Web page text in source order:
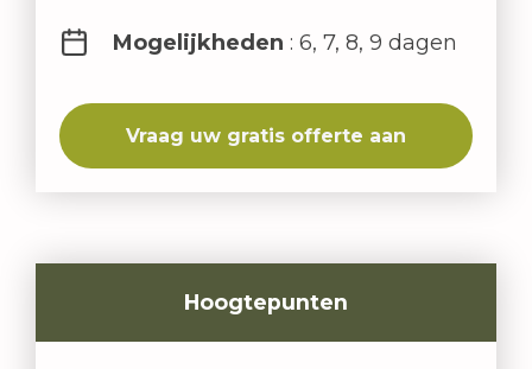
Mogelijkheden : 6, 7, 8, 9 dagen
Vraag uw gratis offerte aan
Hoogtepunten